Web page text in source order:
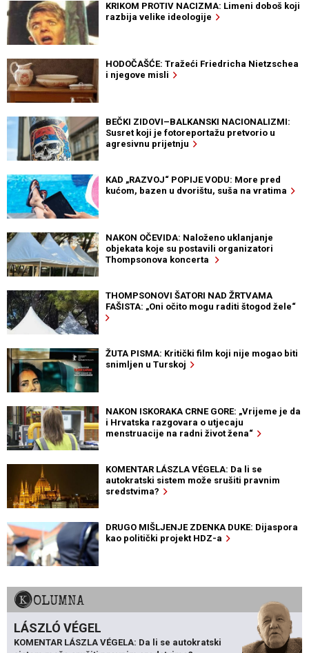
KRIKOM PROTIV NACIZMA: Limeni doboš koji
razbija velike ideologije
HODOČAŠĆE: Tražeći Friedricha Nietzschea
i njegove misli
BEČKI ZIDOVI–BALKANSKI NACIONALIZMI:
Susret koji je fotoreportažu pretvorio u
agresivnu prijetnju
KAD „RAZVOJ“ POPIJE VODU: More pred
kućom, bazen u dvorištu, suša na vratima
NAKON OČEVIDA: Naloženo uklanjanje
objekata koje su postavili organizatori
Thompsonova koncerta
THOMPSONOVI ŠATORI NAD ŽRTVAMA
FAŠISTA: „Oni očito mogu raditi štogod žele“
ŽUTA PISMA: Kritički film koji nije mogao biti
snimljen u Turskoj
NAKON ISKORAKA CRNE GORE: „Vrijeme je da
i Hrvatska razgovara o utjecaju
menstruacije na radni život žena“
KOMENTAR LÁSZLA VÉGELA: Da li se
autokratski sistem može srušiti pravnim
sredstvima?
DRUGO MIŠLJENJE ZDENKA DUKE: Dijaspora
kao politički projekt HDZ-a
KOLUMNA
LÁSZLÓ VÉGEL
KOMENTAR LÁSZLA VÉGELA: Da li se autokratski